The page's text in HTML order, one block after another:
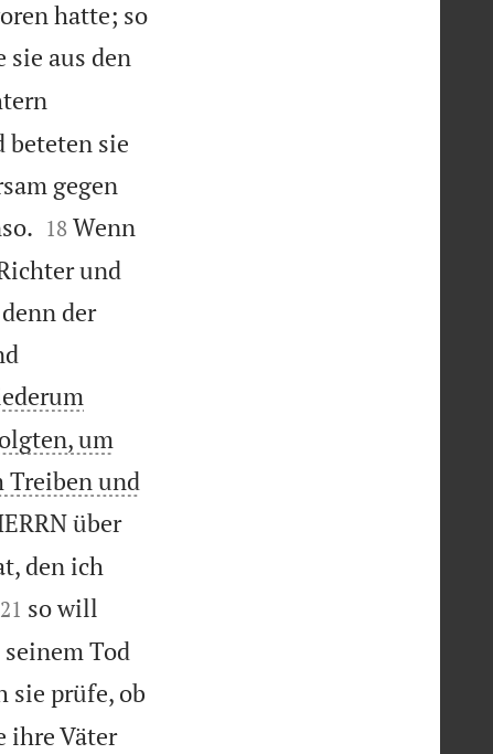
hatte; so
sie aus den
beteten sie
gegen

18 Wenn
und
der
um
Treiben und
über
den ich


21 so will
Tod
sie prüfe, ob
ihre Väter